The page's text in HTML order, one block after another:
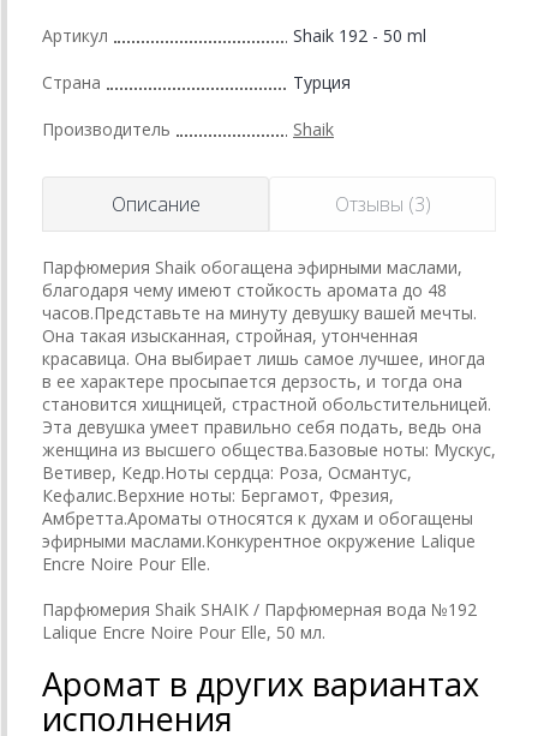
Артикул Shaik 192 - 50 ml
Страна Турция
Производитель Shaik
Описание Отзывы (3)
Парфюмерия Shaik обогащена эфирными маслами,
благодаря чему имеют стойкость аромата до 48
часов.Представьте на минуту девушку вашей мечты.
Она такая изысканная, стройная, утонченная
красавица. Она выбирает лишь самое лучшее, иногда
в ее характере просыпается дерзость, и тогда она
становится хищницей, страстной обольстительницей.
Эта девушка умеет правильно себя подать, ведь она
женщина из высшего общества.Базовые ноты: Мускус,
Ветивер, Кедр.Ноты сердца: Роза, Османтус,
Кефалис.Верхние ноты: Бергамот, Фрезия,
Амбретта.Ароматы относятся к духам и обогащены
эфирными маслами.Конкурентное окружение Lalique
Encre Noire Pour Elle.
Парфюмерия Shaik SHAIK / Парфюмерная вода №192
Lalique Encre Noire Pour Elle, 50 мл.
Аромат в других вариантах
исполнения